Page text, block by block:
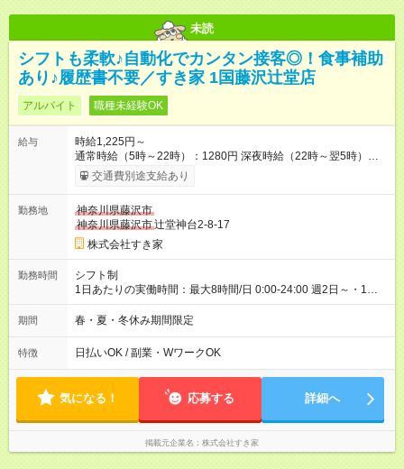
未読
シフトも柔軟♪自動化でカンタン接客◎！食事補助
あり♪履歴書不要／すき家 1国藤沢辻堂店
アルバイト 職種未経験OK
給与
時給1,225円～
通常時給（5時～22時）：1280円 深夜時給（22時～翌5時）：
1600円 高校生時給：1225円 【特別手当】早朝手当（5：00-9：
00）時給+150円 【試用期間】試用期間あり 試用期間の長さ：1
30日（※条件変更なし）ですが、切り上げで一ヶ月とさせてい
ただきます。 研修制度あり：15時間(研修中も同時給）
交通費別途支給あり
勤務地
神奈川県藤沢市
神奈川県藤沢市辻堂神台2-8-17
株式会社すき家
勤務時間
シフト制
1日あたりの実働時間：最大8時間/日 0:00-24:00 週2日～・1日
2h～OK ＜シフト例＞ 〇朝帯 5:00-9:00 〇昼帯 9:00-14:00 〇午
後帯 14:00-18:00 〇夜帯 18:00-22:00 〇深夜帯 22:00-翌5:00 基
ます♪
期間 春・夏・冬休み期間限定
特徴 日払いOK / 副業・WワークOK
気になる！ 応募する 詳細へ
掲載元企業名 株式会社すき家